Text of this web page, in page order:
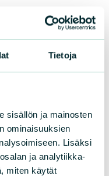
Tietoja
sisällön ja mainosten
ominaisuuksien
Lisäksi
ja analytiikka-
miten käytät